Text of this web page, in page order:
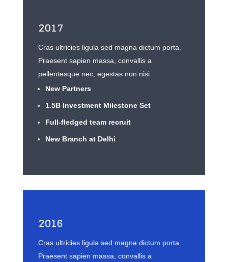
2017
Cras ultricies ligula sed magna dictum porta.
Praesent sapien massa, convallis a
pellentesque nec, egestas non nisi.
New Partners
1.5B Investment Milestone Set
Full-fledged team recruit
New Branch at Delhi
2016
Cras ultricies ligula sed magna dictum porta.
Praesent sapien massa, convallis a